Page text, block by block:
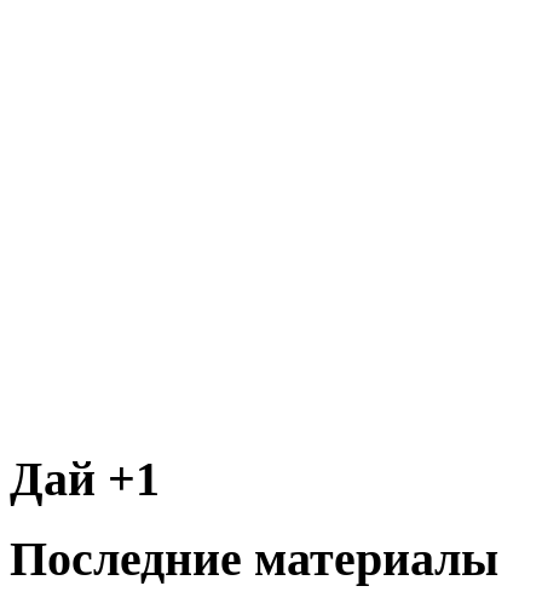
Дай +1
Последние материалы